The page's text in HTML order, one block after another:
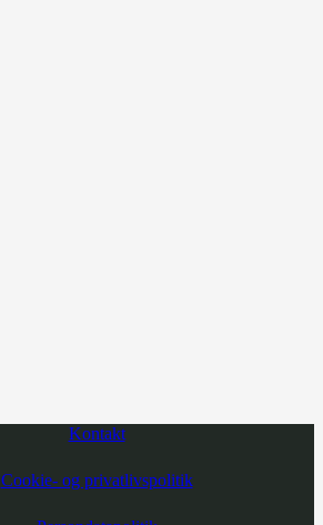
Kontakt
Cookie- og privatlivspolitik